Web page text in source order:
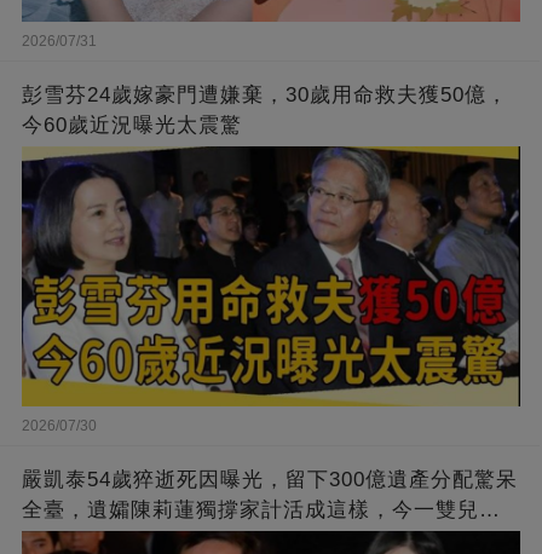
2026/07/31
彭雪芬24歲嫁豪門遭嫌棄，30歲用命救夫獲50億，
今60歲近況曝光太震驚
2026/07/30
嚴凱泰54歲猝逝死因曝光，留下300億遺產分配驚呆
全臺，遺孀陳莉蓮獨撐家計活成這樣，今一雙兒女
正面照流出太意外